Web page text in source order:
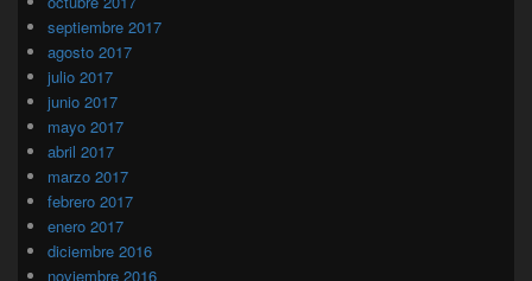
septiembre 2017
agosto 2017
julio 2017
junio 2017
mayo 2017
abril 2017
marzo 2017
febrero 2017
enero 2017
diciembre 2016
noviembre 2016